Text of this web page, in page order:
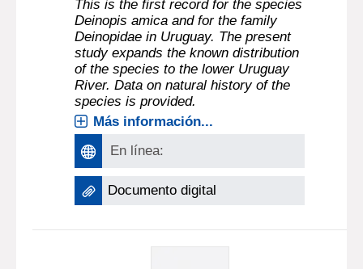
This is the first record for the species
Deinopis amica and for the family
Deinopidae in Uruguay. The present
study expands the known distribution
of the species to the lower Uruguay
River. Data on natural history of the
species is provided.
Más información...
En línea:
Documento digital